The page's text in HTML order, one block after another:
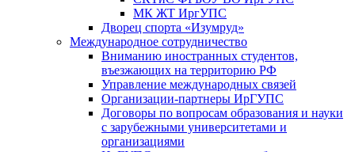
МК ЖТ ИргУПС
Дворец спорта «Изумруд»
Международное сотрудничество
Вниманию иностранных студентов,
въезжающих на территорию РФ
Управление международных связей
Организации-партнеры ИрГУПС
Договоры по вопросам образования и науки
с зарубежными университетами и
организациями